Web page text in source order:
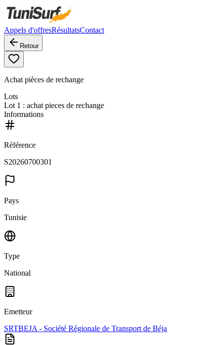
Appels d'offresRésultatsContact
Retour
Achat pièces de rechange
Lots
Lot 1 : achat pieces de rechange
Informations
Référence
S20260700301
Pays
Tunisie
Type
National
Emetteur
SRTBEJA - Société Régionale de Transport de Béja